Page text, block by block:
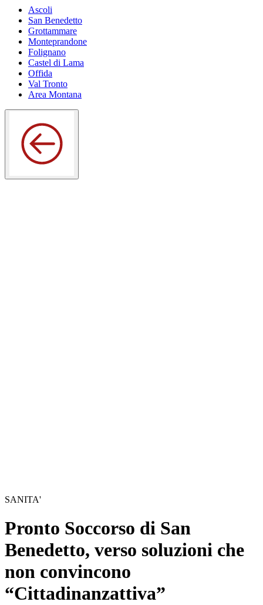
Ascoli
San Benedetto
Grottammare
Monteprandone
Folignano
Castel di Lama
Offida
Val Tronto
Area Montana
SANITA'
Pronto Soccorso di San
Benedetto, verso soluzioni che
non convincono
“Cittadinanzattiva”